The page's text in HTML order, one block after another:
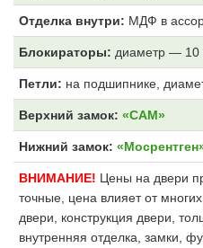
Отделка внутри: МДФ в
Блокираторы: диаметр —
Петли: на подшипнике,
Верхний замок: «САМ»
Нижний замок:
ВНИМАНИЕ! Цены на двери
точные, цена влияет от
двери, конструкция двери,
внутренняя отделка, замки,